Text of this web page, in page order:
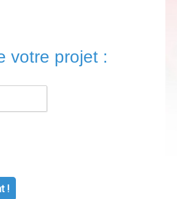
votre projet :
!